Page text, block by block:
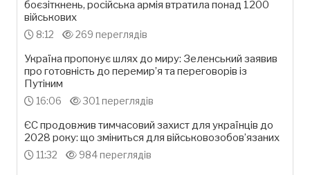
боєзіткнень, російська армія втратила понад 1200
військових
8:12 269 переглядів
Україна пропонує шлях до миру: Зеленський заявив
про готовність до перемир’я та переговорів із
Путіним
16:06 301 переглядів
ЄС продовжив тимчасовий захист для українців до
2028 року: що зміниться для військовозобов’язаних
11:32 984 переглядів